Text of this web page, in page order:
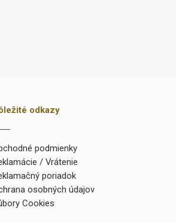
odkazy
podmienky
/ Vrátenie
poriadok
osobných údajov
Cookies